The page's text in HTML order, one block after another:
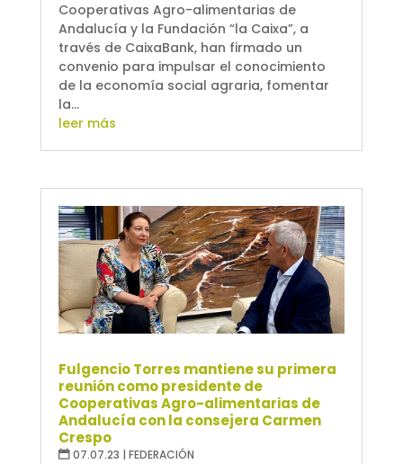
Cooperativas Agro-alimentarias de
Andalucía y la Fundación “la Caixa”, a
través de CaixaBank, han firmado un
convenio para impulsar el conocimiento
de la economía social agraria, fomentar
la...
leer más
Fulgencio Torres mantiene su primera
reunión como presidente de
Cooperativas Agro-alimentarias de
Andalucía con la consejera Carmen
Crespo
07.07.23 | FEDERACIÓN